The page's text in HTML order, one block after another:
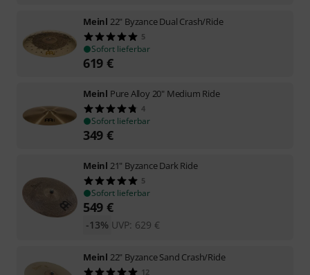
Meinl 22" Byzance Dual Crash/Ride
5
Sofort lieferbar
619 €
Meinl Pure Alloy 20" Medium Ride
4
Sofort lieferbar
349 €
Meinl 21" Byzance Dark Ride
5
Sofort lieferbar
549 €
UVP: 629 €
-13%
Meinl 22" Byzance Sand Crash/Ride
12